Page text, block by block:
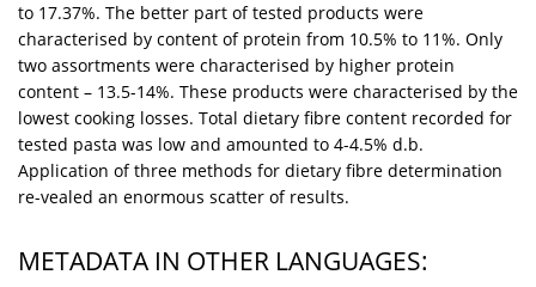
to 17.37%. The better part of tested products were
characterised by content of protein from 10.5% to 11%. Only
two assortments were characterised by higher protein
content – 13.5-14%. These products were characterised by the
lowest cooking losses. Total dietary fibre content recorded for
tested pasta was low and amounted to 4-4.5% d.b.
Application of three methods for dietary fibre determination
re-vealed an enormous scatter of results.
METADATA IN OTHER LANGUAGES: